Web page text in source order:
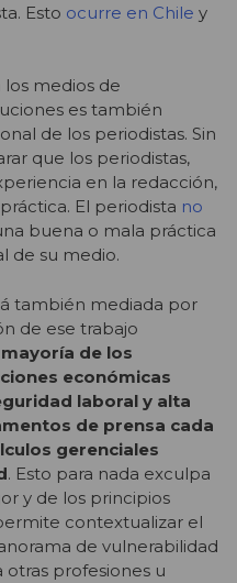
Esto ocurre en Chile y
medios de
es también
de los periodistas. Sin
que los periodistas,
en la redacción,
El periodista no
buena o mala práctica
de su medio.
también mediada por
de ese trabajo
de los
económicas
laboral y alta
de prensa cada
gerenciales
. Esto para nada exculpa
y de los principios
contextualizar el
de vulnerabilidad
profesiones u